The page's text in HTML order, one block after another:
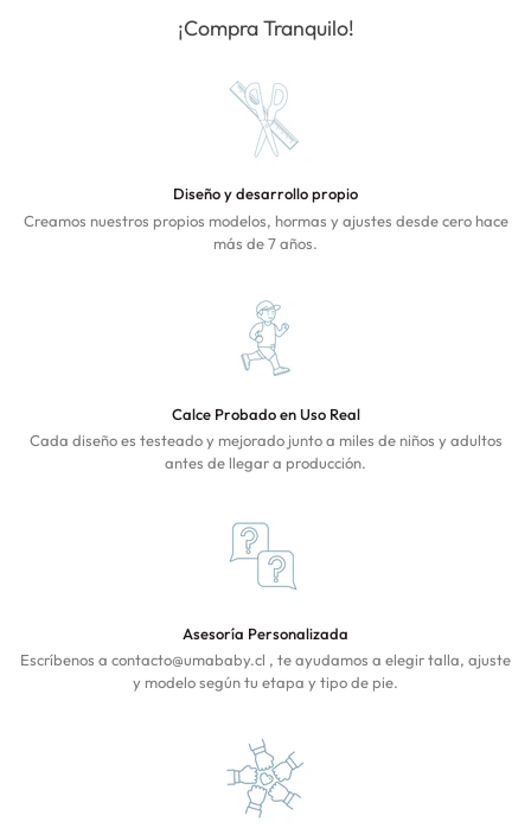
¡Compra Tranquilo!
Diseño y desarrollo propio
Creamos nuestros propios modelos, hormas y ajustes desde cero hace
más de 7 años.
Calce Probado en Uso Real
Cada diseño es testeado y mejorado junto a miles de niños y adultos
antes de llegar a producción.
Asesoría Personalizada
Escríbenos a contacto@umababy.cl , te ayudamos a elegir talla, ajuste
y modelo según tu etapa y tipo de pie.